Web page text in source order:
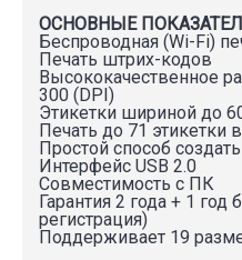
ОСНОВНЫЕ
Беспроводная (Wi-Fi)
Печать штрих-кодов
Высококачественное
300 (DPI)
Этикетки шириной до
Печать до 71 этикетки
Простой способ
Интерфейс USB 2.0
Совместимость с ПК
Гарантия 2 года + 1 год
регистрация)
Поддерживает 19